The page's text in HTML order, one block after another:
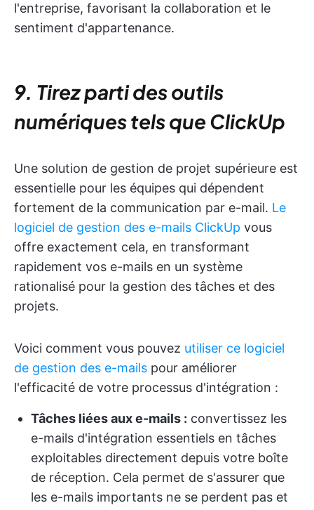
l'entreprise, favorisant la collaboration et le
sentiment d'appartenance.
9. Tirez parti des outils
numériques tels que ClickUp
Une solution de gestion de projet supérieure est
essentielle pour les équipes qui dépendent
fortement de la communication par e-mail. Le
logiciel de gestion des e-mails ClickUp vous
offre exactement cela, en transformant
rapidement vos e-mails en un système
rationalisé pour la gestion des tâches et des
projets.
Voici comment vous pouvez utiliser ce logiciel
de gestion des e-mails pour améliorer
l'efficacité de votre processus d'intégration :
Tâches liées aux e-mails : convertissez les
e-mails d'intégration essentiels en tâches
exploitables directement depuis votre boîte
de réception. Cela permet de s'assurer que
les e-mails importants ne se perdent pas et